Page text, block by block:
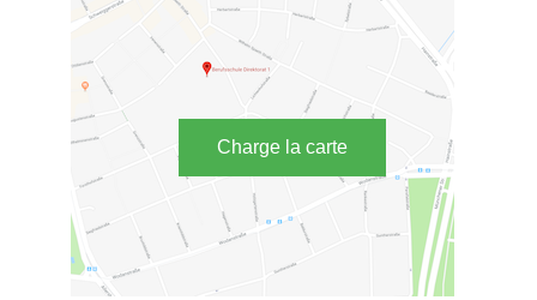
Charge la carte